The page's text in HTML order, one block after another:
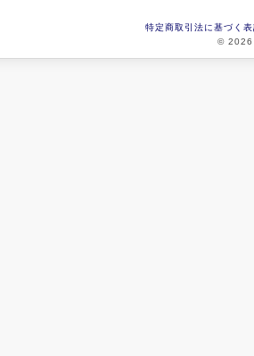
特定商取引法に基づく
© 2026